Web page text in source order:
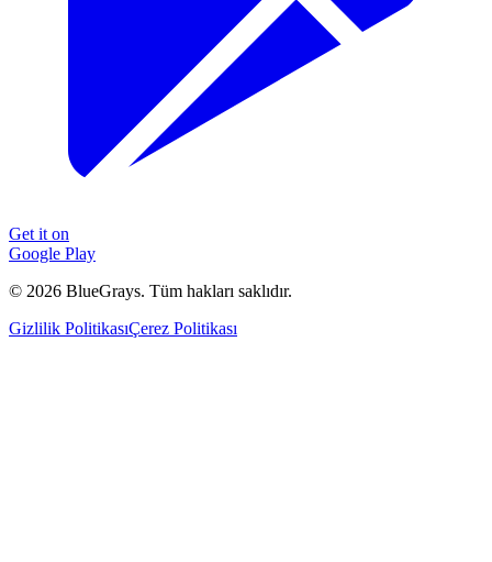
Get it on
Google Play
© 2026 BlueGrays. Tüm hakları saklıdır.
Gizlilik PolitikasıÇerez Politikası